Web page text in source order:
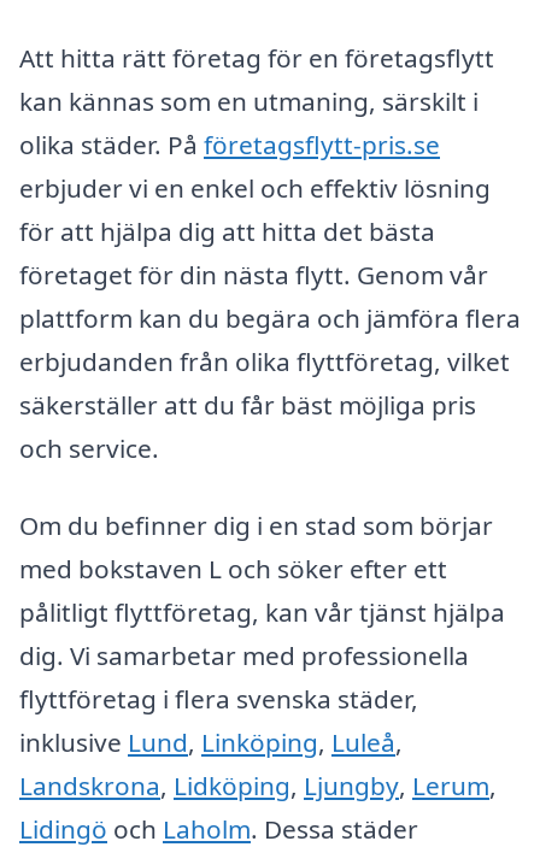
Att hitta rätt företag för en företagsflytt
kan kännas som en utmaning, särskilt i
olika städer. På företagsflytt-pris.se
erbjuder vi en enkel och effektiv lösning
för att hjälpa dig att hitta det bästa
företaget för din nästa flytt. Genom vår
plattform kan du begära och jämföra flera
erbjudanden från olika flyttföretag, vilket
säkerställer att du får bäst möjliga pris
och service.
Om du befinner dig i en stad som börjar
med bokstaven L och söker efter ett
pålitligt flyttföretag, kan vår tjänst hjälpa
dig. Vi samarbetar med professionella
flyttföretag i flera svenska städer,
inklusive Lund, Linköping, Luleå,
Landskrona, Lidköping, Ljungby, Lerum,
Lidingö och Laholm. Dessa städer